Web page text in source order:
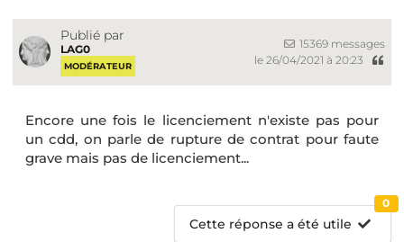
Publié par
LAG0
MODÉRATEUR
15369 messages
le 26/04/2021 à 20:23
Encore une fois le licenciement n'existe pas pour
un cdd, on parle de rupture de contrat pour faute
grave mais pas de licenciement...
Cette réponse a été utile
0